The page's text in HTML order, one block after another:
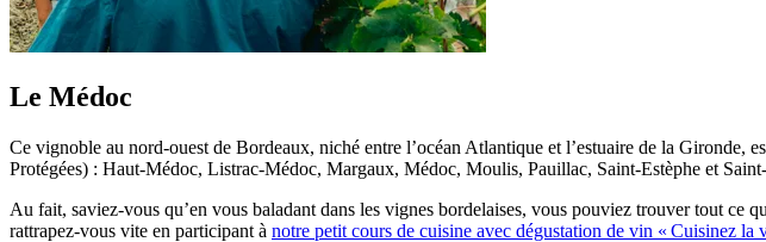
Le Médoc
Ce vignoble au nord-ouest de Bordeaux, niché entre l’océan Atlantique et l’estuaire de la
Protégées) : Haut-Médoc, Listrac-Médoc, Margaux, Médoc, Moulis, Pauillac, Saint-Estèphe et
Au fait, saviez-vous qu’en vous baladant dans les vignes bordelaises, vous pouviez trouver tout ce
rattrapez-vous vite en participant à notre petit cours de cuisine avec dégustation de vin « Cuisinez la